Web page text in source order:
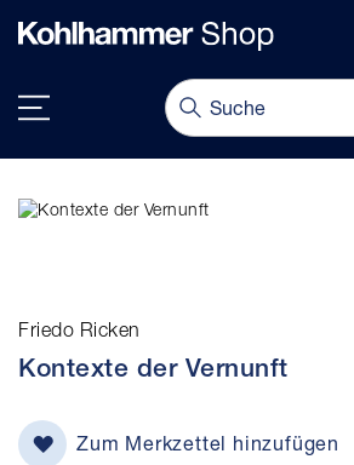
springen
Friedo Ricken
Kontexte der Vernunft
Zum Merkzettel hinzufügen